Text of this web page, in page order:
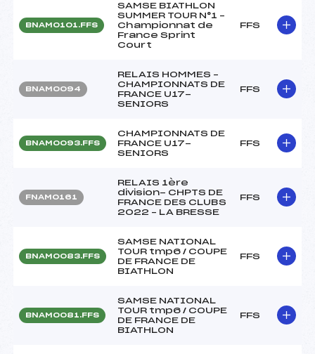
BNAM0101.FFS
SAMSE BIATHLON
SUMMER TOUR N°1 –
Championnat de
France Sprint
Court
FFS
BNAM0094
RELAIS HOMMES –
CHAMPIONNATS DE
FRANCE U17-
SENIORS
FFS
BNAM0093.FFS
CHAMPIONNATS DE
FRANCE U17-
SENIORS
FFS
FNAM0161
RELAIS 1ère
division- CHPTS DE
FRANCE DES CLUBS
2022 – LA BRESSE
FFS
BNAM0083.FFS
SAMSE NATIONAL
TOUR tmp6 / COUPE
DE FRANCE DE
BIATHLON
FFS
BNAM0081.FFS
SAMSE NATIONAL
TOUR tmp6 / COUPE
DE FRANCE DE
BIATHLON
FFS